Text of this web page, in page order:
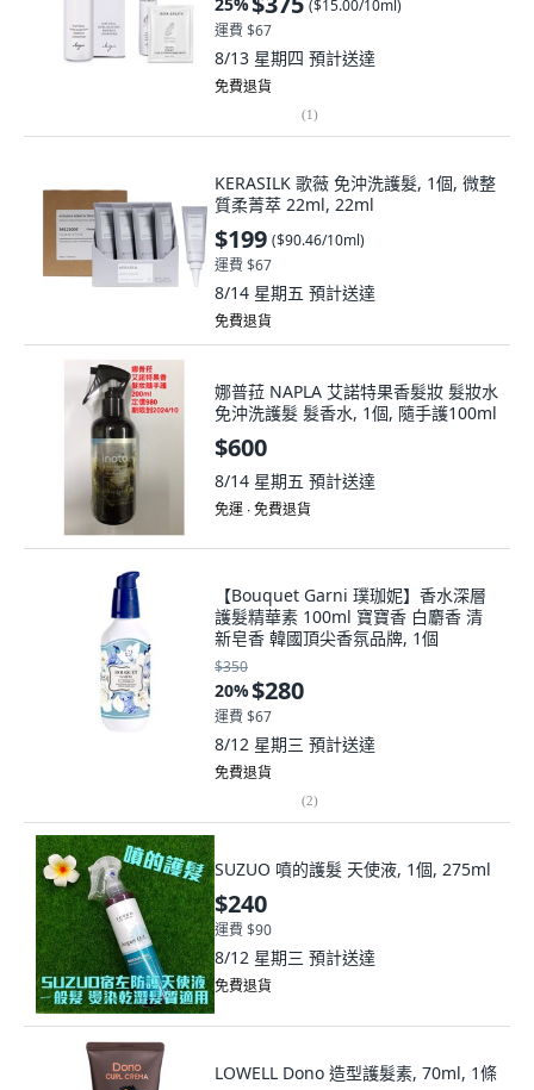
($15.00/10ml)
運費 $67
8/13 星期四 預計送達
免費退貨
(1)
KERASILK 歌薇 免沖洗護髮, 1個, 微整
質柔菁萃 22ml, 22ml
$199 ($90.46/10ml)
運費 $67
8/14 星期五 預計送達
免費退貨
娜普菈 NAPLA 艾諾特果香髮妝 髮妝水
免沖洗護髮 髮香水, 1個, 隨手護100ml
$600
8/14 星期五 預計送達
免運 ∙ 免費退貨
【Bouquet Garni 璞珈妮】香水深層
護髮精華素 100ml 寶寶香 白麝香 清
新皂香 韓國頂尖香氛品牌, 1個
$350
20%$280
運費 $67
8/12 星期三 預計送達
免費退貨
(2)
SUZUO 噴的護髮 天使液, 1個, 275ml
$240
運費 $90
8/12 星期三 預計送達
免費退貨
LOWELL Dono 造型護髮素, 70ml, 1條